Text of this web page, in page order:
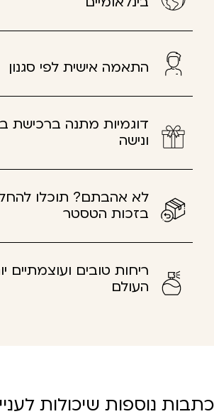
התאמה אישית לפי סגנון
דוגמיות מתנה ברכישת
ונישה
לא אהבתם? תוכלו
בזכות הטסטר
ריחות טובים ועוצמתיים
העולם
נוספות שיכולות לעניין